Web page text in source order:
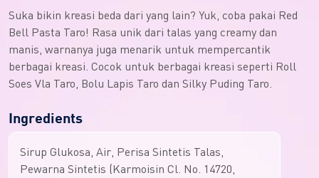
Suka bikin kreasi beda dari yang lain? Yuk, coba pakai Red
Bell Pasta Taro! Rasa unik dari talas yang creamy dan
manis, warnanya juga menarik untuk mempercantik
berbagai kreasi. Cocok untuk berbagai kreasi seperti Roll
Soes Vla Taro, Bolu Lapis Taro dan Silky Puding Taro.
Ingredients
Sirup Glukosa, Air, Perisa Sintetis Talas,
Pewarna Sintetis (Karmoisin Cl. No. 14720,